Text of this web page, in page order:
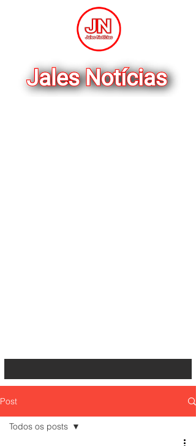
Post
Todos os posts